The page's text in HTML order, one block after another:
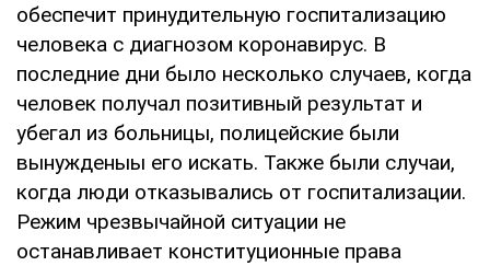
обеспечит принудительную госпитализацию
человека с диагнозом коронавирус. В
последние дни было несколько случаев, когда
человек получал позитивный результат и
убегал из больницы, полицейские были
вынужденыы его искать. Также были случаи,
когда люди отказывались от госпитализации.
Режим чрезвычайной ситуации не
останавливает конституционные права